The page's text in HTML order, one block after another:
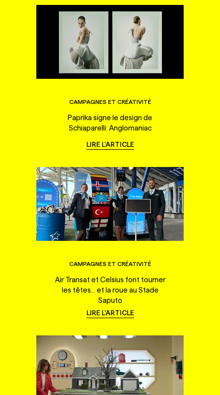
CAMPAGNES ET CRÉATIVITÉ
Paprika signe le design de
Schiaparelli: Anglomaniac
LIRE L'ARTICLE
CAMPAGNES ET CRÉATIVITÉ
Air Transat et Celsius font tourner
les têtes... et la roue au Stade
Saputo
LIRE L'ARTICLE